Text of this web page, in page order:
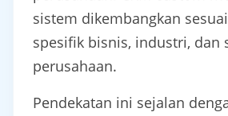
sistem dikembangkan
spesifik bisnis, industri, dan
perusahaan.
Pendekatan ini sejalan